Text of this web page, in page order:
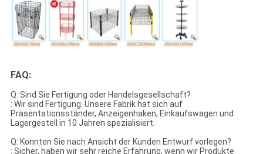
FAQ:
Q: Sind Sie Fertigung oder Handelsgesellschaft?
: Wir sind Fertigung. Unsere Fabrik hat sich auf
Präsentationsständer, Anzeigenhaken, Einkaufswagen und
Lagergestell in 10 Jahren spezialisiert.
Q: Konnten Sie nach Ansicht der Kunden Entwurf vorlegen?
: Sicher, haben wir sehr reiche Erfahrung, wenn wir Produkte